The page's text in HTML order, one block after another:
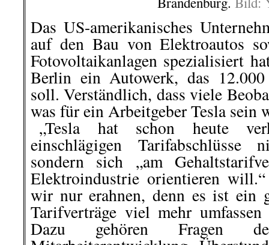
Das US-amerikanisches
auf den Bau von Elektroautos
Fotovoltaikanlagen spezialisiert
Berlin ein Autowerk, das
soll. Verständlich, dass viele
was für ein Arbeitgeber Tesla sein
„Tesla hat schon heute
einschlägigen Tarifabschlüsse
sondern sich „am
Elektroindustrie orientieren
wir nur erahnen, denn es ist ein
Tarifverträge viel mehr
Dazu gehören Fragen